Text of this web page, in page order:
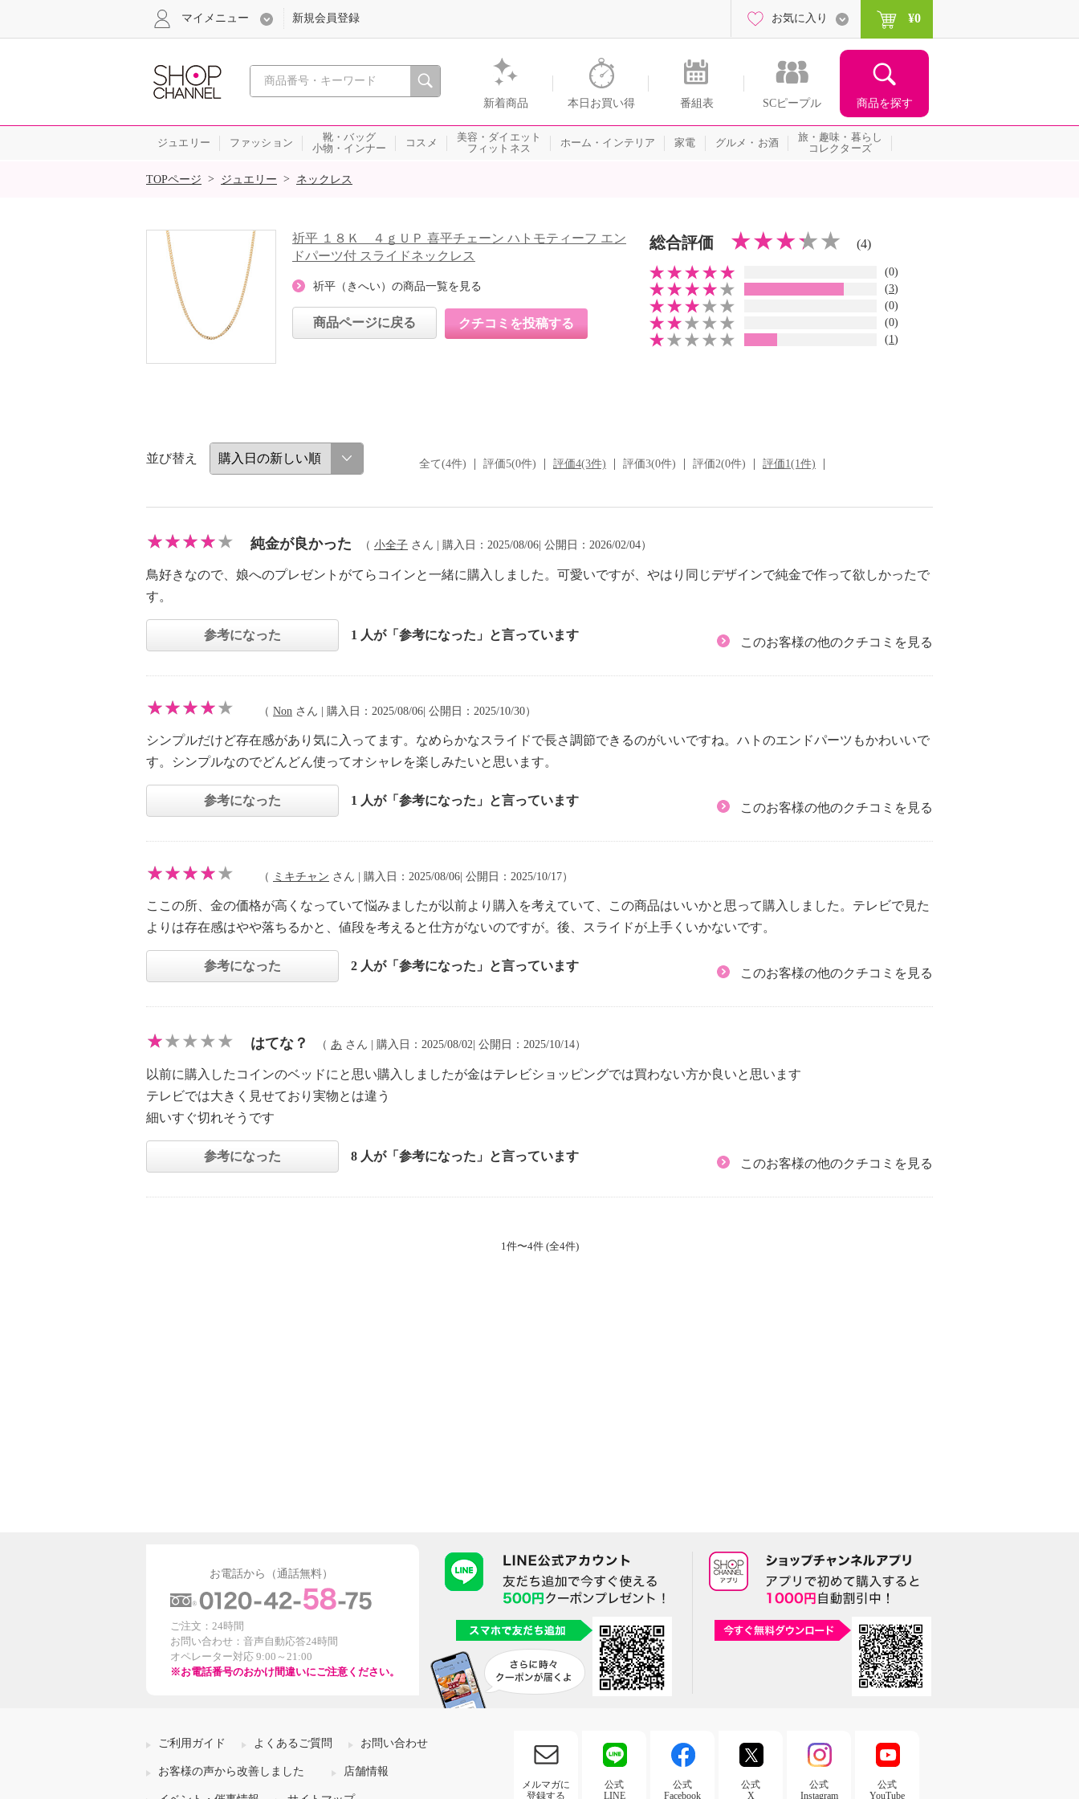
心おどる、瞬間を。通販・テレビショッピングのショップチャンネル
新着商品 本日お買い得 番組表 SCピープル 商品を探す
マイメニュー 新規会員登録 お気に入り ¥0
ジュエリー ファッション
靴・バッグ
小物・インナー
コスメ
美容・ダイエット
フィットネス
ホーム・インテリア 家電 グルメ・お酒
旅・趣味・暮らし
コレクターズ
SALE
TOPページ > ジュエリー > ネックレス
祈平 １８Ｋ ４ｇＵＰ 喜平チェーン ハトモティーフ エン
ドパーツ付 スライドネックレス
祈平（きへい）の商品一覧を見る
商品ページに戻る クチコミを投稿する
総合評価 (4)
(0)
(3)
(0)
(0)
(1 )
並び替え 全て(4件) 評価5(0件) 評価4(3件) 評価3(0件) 評価2(0件) 評価1(1件)
純金が良かった （ 小全子 さん | 購入日：2025/08/06| 公開日：2026/02/04）
鳥好きなので、娘へのプレゼントがてらコインと一緒に購入しました。可愛いですが、やはり同じデザインで純金で作って欲しかったで
す。
参考になった 1 人が「参考になった」と言っています
このお客様の他のクチコミを見る
（ Non さん | 購入日：2025/08/06| 公開日：2025/10/30）
シンプルだけど存在感があり気に入ってます。なめらかなスライドで長さ調節できるのがいいですね。ハトのエンドパーツもかわいいで
す。シンプルなのでどんどん使ってオシャレを楽しみたいと思います。
参考になった 1 人が「参考になった」と言っています
このお客様の他のクチコミを見る
（ ミキチャン さん | 購入日：2025/08/06| 公開日：2025/10/17）
ここの所、金の価格が高くなっていて悩みましたが以前より購入を考えていて、この商品はいいかと思って購入しました。テレビで見た
よりは存在感はやや落ちるかと、値段を考えると仕方がないのですが。後、スライドが上手くいかないです。
参考になった 2 人が「参考になった」と言っています
このお客様の他のクチコミを見る
はてな？ （ あ さん | 購入日：2025/08/02| 公開日：2025/10/14）
以前に購入したコインのベッドにと思い購入しましたが金はテレビショッピングでは買わない方か良いと思います
テレビでは大きく見せており実物とは違う
細いすぐ切れそうです
参考になった 8 人が「参考になった」と言っています
このお客様の他のクチコミを見る
1件〜4件 (全4件)
お電話から（通話無料）
ご注文：24時間
お問い合わせ：音声自動応答24時間
オペレーター対応 9:00～21:00
※お電話番号のおかけ間違いにご注意ください。
ご利用ガイド よくあるご質問 お問い合わせ
お客様の声から改善しました 店舗情報
メルマガに
登録する
公式
LINE
公式
Facebook
公式
X
公式
Instagram
公式
YouTube